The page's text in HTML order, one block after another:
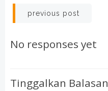
Post
navigation
previous post
No responses yet
Tinggalkan Balasan